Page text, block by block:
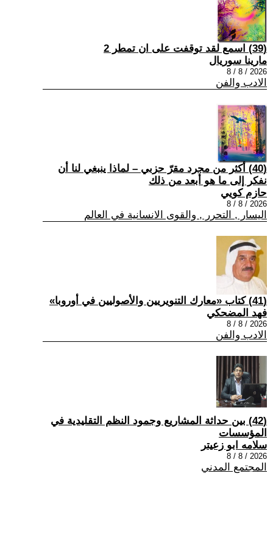
(39) اسمع لقد توقفت على ان تمطر 2
مارينا سوريال
2026 / 8 / 8
الادب والفن
(40) أكثر من مجرد مقرّ حزبي – لماذا ينبغي لنا أن
نفكر إلى ما هو أبعد من ذلك
حازم كويي
2026 / 8 / 8
اليسار , التحرر , والقوى الانسانية في العالم
(41) كتاب «معارك التنويريين والأصوليين في أوروبا»
فهد المضحكي
2026 / 8 / 8
الادب والفن
(42) بين حداثة المشاريع وجمود النظم التقليدية في
المؤسسات
سلامه ابو زعيتر
2026 / 8 / 8
المجتمع المدني